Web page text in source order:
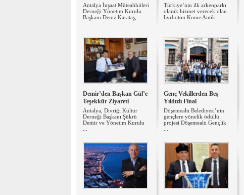
Antalya İnşaat Müteahhitleri
Derneği Yönetim Kurulu
Başkanı Deniz Karataş, ...
Türkiye’nin ilk arkeoparkı
olarak hizmet verecek olan
Lyrboton Kome Antik ...
Demir’den Başkan Gül’e
Teşekkür Ziyareti
Antalya, Divriği Kültür
Derneği Başkanı Şükrü
Demir ve Yönetim Kurulu
Genç Vekillerden Beş
Yıldızlı Final
Döşemealtı Belediyesi’nin
gençlere yönelik ödüllü
projesi Döşemealtı Gençlik